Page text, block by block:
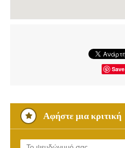
Save
Αφήστε μια κριτική